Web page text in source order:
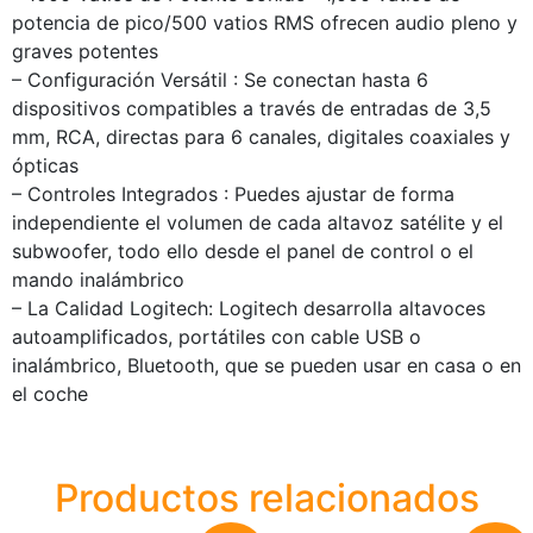
potencia de pico/500 vatios RMS ofrecen audio pleno y
graves potentes
– Configuración Versátil : Se conectan hasta 6
dispositivos compatibles a través de entradas de 3,5
mm, RCA, directas para 6 canales, digitales coaxiales y
ópticas
– Controles Integrados : Puedes ajustar de forma
independiente el volumen de cada altavoz satélite y el
subwoofer, todo ello desde el panel de control o el
mando inalámbrico
– La Calidad Logitech: Logitech desarrolla altavoces
autoamplificados, portátiles con cable USB o
inalámbrico, Bluetooth, que se pueden usar en casa o en
el coche
Productos relacionados